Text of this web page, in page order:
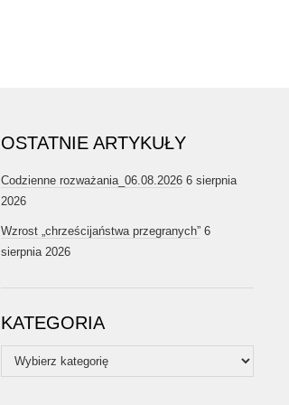
OSTATNIE ARTYKUŁY
Codzienne rozważania_06.08.2026 6 sierpnia
2026
Wzrost „chrześcijaństwa przegranych” 6
sierpnia 2026
KATEGORIA
Kategoria